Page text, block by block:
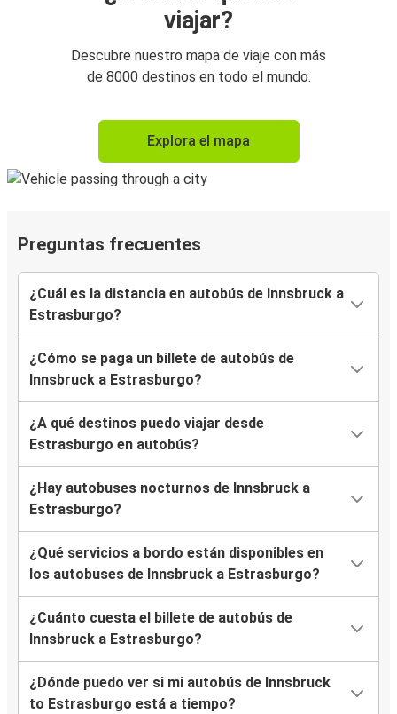
viajar?
Descubre nuestro mapa de viaje con más
de 8000 destinos en todo el mundo.
Explora el mapa
Preguntas frecuentes
¿Cuál es la distancia en autobús de Innsbruck a
Estrasburgo?
¿Cómo se paga un billete de autobús de
Innsbruck a Estrasburgo?
¿A qué destinos puedo viajar desde
Estrasburgo en autobús?
¿Hay autobuses nocturnos de Innsbruck a
Estrasburgo?
¿Qué servicios a bordo están disponibles en
los autobuses de Innsbruck a Estrasburgo?
¿Cuánto cuesta el billete de autobús de
Innsbruck a Estrasburgo?
¿Dónde puedo ver si mi autobús de Innsbruck
to Estrasburgo está a tiempo?